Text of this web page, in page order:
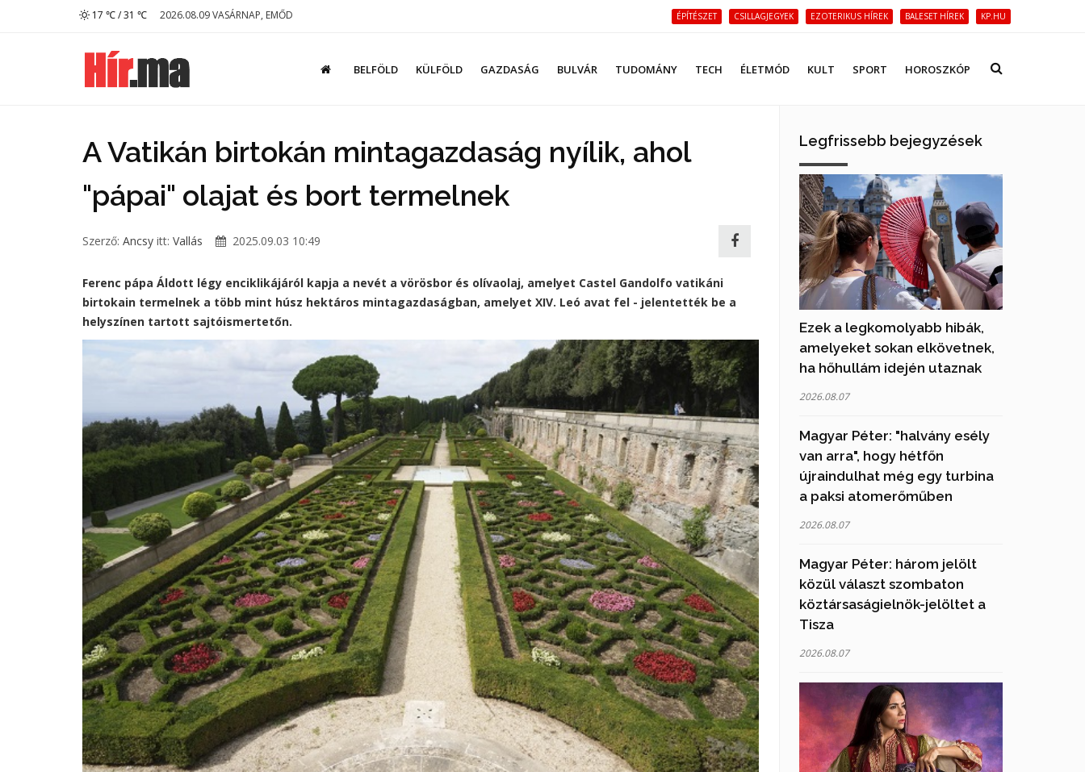
17 ℃ / 31 ℃ 2026.08.09 VASÁRNAP, EMŐD ÉPÍTÉSZET CSILLAGJEGYEK EZOTERIKUS HÍREK BALESET HÍREK KP.HU
BELFÖLD KÜLFÖLD GAZDASÁG BULVÁR TUDOMÁNY TECH ÉLETMÓD KULT SPORT HOROSZKÓP
A Vatikán birtokán mintagazdaság nyílik, ahol
"pápai" olajat és bort termelnek
Szerző: Ancsy itt: Vallás 2025.09.03 10:49
Ferenc pápa Áldott légy enciklikájáról kapja a nevét a vörösbor és olívaolaj, amelyet Castel Gandolfo vatikáni
birtokain termelnek a több mint húsz hektáros mintagazdaságban, amelyet XIV. Leó avat fel - jelentették be a
helyszínen tartott sajtóismertetőn.
Legfrissebb bejegyzések
Ezek a legkomolyabb hibák,
amelyeket sokan elkövetnek,
ha hőhullám idején utaznak
2026.08.07
Magyar Péter: "halvány esély
van arra", hogy hétfőn
újraindulhat még egy turbina
a paksi atomerőműben
2026.08.07
Magyar Péter: három jelölt
közül választ szombaton
köztársaságielnök-jelöltet a
Tisza
2026.08.07